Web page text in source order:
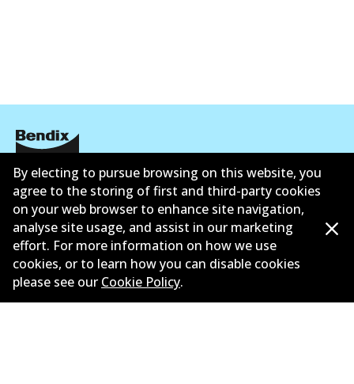
ข้อมูลบริษัท
ซัพพลายเออร์
ติดต่อ
นโยบายความเป็นส่วนตัว
By electing to pursue browsing on this website, you
agree to the storing of first and third-party cookies
on your web browser to enhance site navigation,
analyse site usage, and assist in our marketing
effort. For more information on how we use
cookies, or to learn how you can disable cookies
please see our Cookie Policy.